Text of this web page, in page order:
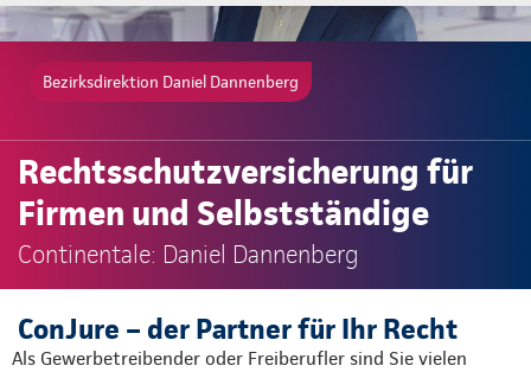
Bezirksdirektion Daniel Dannenberg
Rechtsschutzversicherung für
Firmen und Selbstständige
Continentale: Daniel Dannenberg
ConJure – der Partner für Ihr Recht
Als Gewerbetreibender oder Freiberufler sind Sie vielen